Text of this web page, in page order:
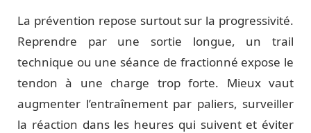
La prévention repose surtout sur la progressivité.
Reprendre par une sortie longue, un trail
technique ou une séance de fractionné expose le
tendon à une charge trop forte. Mieux vaut
augmenter l’entraînement par paliers, surveiller
la réaction dans les heures qui suivent et éviter